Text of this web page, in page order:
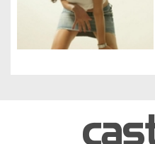
Nous utilisons des cookies qui
améliorent la performance et la
Faites-nous part de vos
Mesure d'audience